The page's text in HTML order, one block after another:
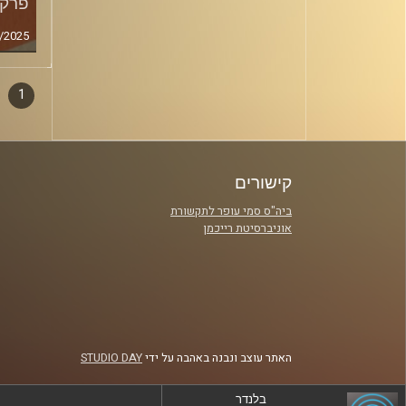
סגירה
1
קישורים
ביה"ס סמי עופר לתקשורת
אוניברסיטת רייכמן
האתר עוצב ונבנה באהבה על ידיSTUDIO DAY
בלנדר